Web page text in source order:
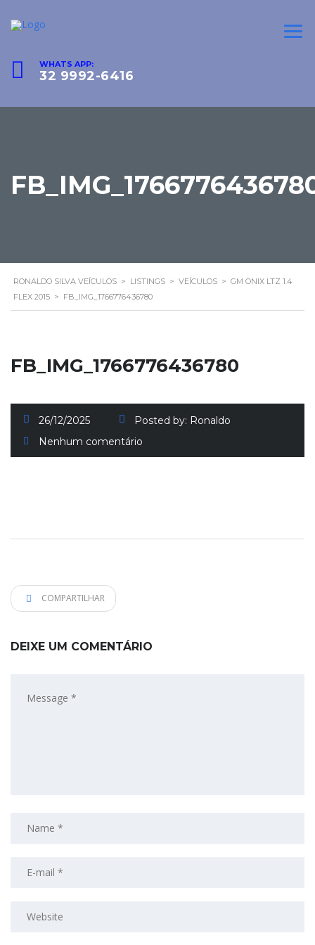
WHATS APP:
32 9992-6416
RONALDO SILVA VEÍCULOS > LISTINGS > VEÍCULOS > GM ONIX LTZ 1.4
FLEX 2015 > FB_IMG_1766776436780
FB_IMG_1766776436780
26/12/2025 Posted by: Ronaldo
Nenhum comentário
COMPARTILHAR
DEIXE UM COMENTÁRIO